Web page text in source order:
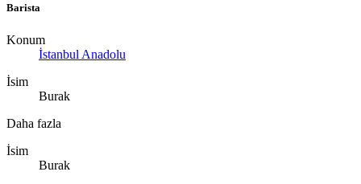
Barista
Konum
İstanbul Anadolu
İsim
Burak
Daha fazla
İsim
Burak